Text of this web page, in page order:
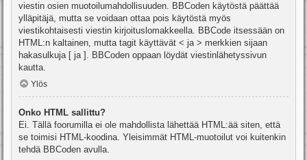
viestin osien muotoilumahdollisuuden. BBCoden käytöstä päättää
ylläpitäjä, mutta se voidaan ottaa pois käytöstä myös
viestikohtaisesti viestin kirjoituslomakkeella. BBCode itsessään on
HTML:n kaltainen, mutta tagit käyttävät < ja > merkkien sijaan
hakasulkuja [ ja ]. BBCoden oppaan löydät viestinlähetyssivun
kautta.
Ylös
Onko HTML sallittu?
Ei. Tällä foorumilla ei ole mahdollista lähettää HTML:ää siten, että
se toimisi HTML-koodina. Yleisimmät HTML-muotoilut voi kuitenkin
tehdä BBCoden avulla.